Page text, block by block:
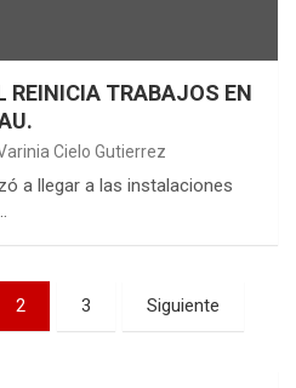
REINICIA TRABAJOS EN
Cielo Gutierrez
a llegar a las instalaciones
2 3 Siguiente